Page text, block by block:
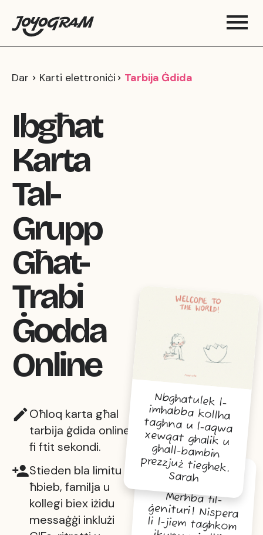
Dar Karti elettroniċi Tarbija Ġdida
Ibgħat
Karta
Tal-
Grupp
Għat-
Trabi
Ġodda
Online
Oħloq karta għal
tarbija ġdida online
fi ftit sekondi.
Stieden bla limitu lil
ħbieb, familja u
kollegi biex iżidu
messaġġi inklużi
Nbgħatulek l-
imħabba kollha
tagħna u l-aqwa
xewqat għalik u
għall-bambin
prezzjuż tiegħek.
Sarah
Merħba fil-
ġenituri! Nispera
li l-jiem tagħkom
ikunu mimlijin
tbissima u